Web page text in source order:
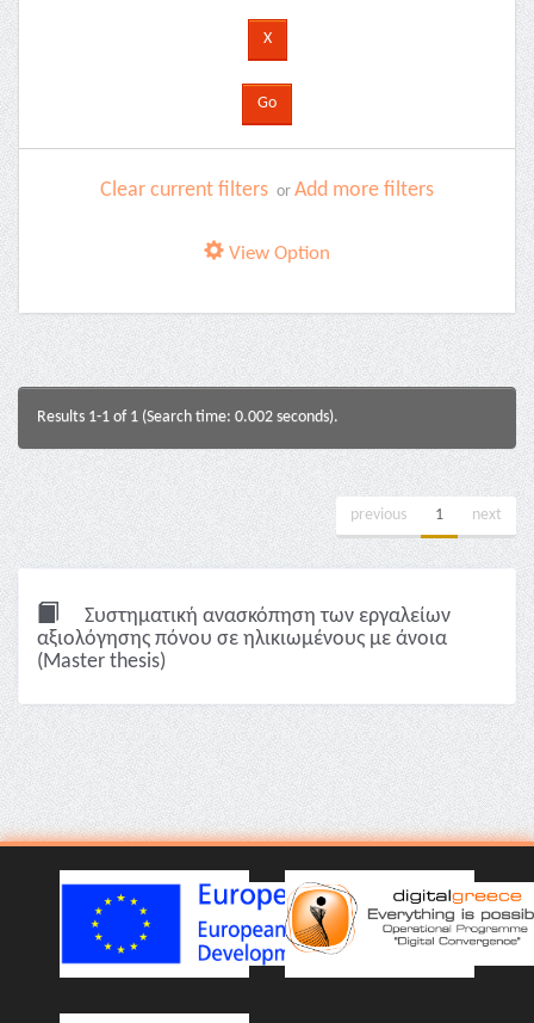
Clear current filters or Add more filters
View Option
Results 1-1 of 1 (Search time: 0.002 seconds).
previous 1 next
Συστηματική ανασκόπηση των εργαλείων
αξιολόγησης πόνου σε ηλικιωμένους με άνοια
(Master thesis)